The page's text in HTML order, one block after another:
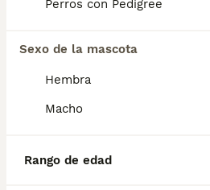
Perros con Pedigree
Sexo de la mascota
Hembra
Macho
Rango de edad
salud y el bienestar de los
de comprometerse
¿Son los laikas de
familia?